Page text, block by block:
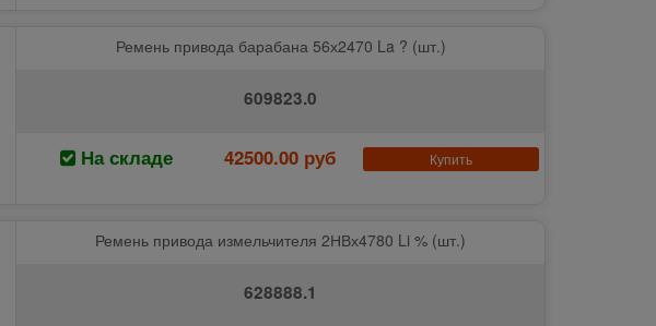
Ремень привода барабана 56х2470 La ? (шт.)
609823.0
На складе 42500.00 руб Купить
Ремень привода измельчителя 2НВх4780 Li % (шт.)
628888.1